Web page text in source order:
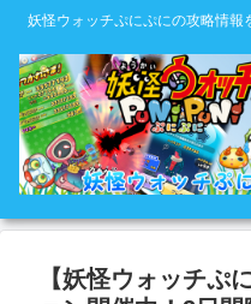
妖怪ウォッチぷにぷにの攻略情報
【妖怪ウォッチぷ